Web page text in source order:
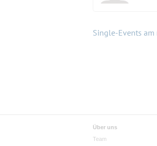
Single-Events am
Über uns
Team